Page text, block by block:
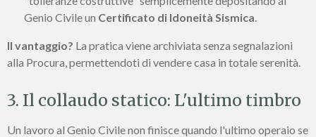
Genio Civile un Certificato di Idoneità Sismica
Il vantaggio? La pratica viene archiviata senza segnalazioni
alla Procura, permettendoti di vendere casa in totale serenità.
3. Il collaudo statico: L'ultimo timbro
Un lavoro al Genio Civile non finisce quando l'ultimo operaio se